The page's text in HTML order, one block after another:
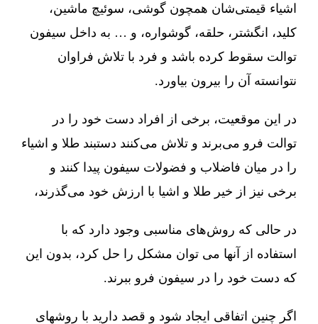
اشیاء قیمتی‌شان همچون گوشی، سوئیچ ماشین،
کلید، انگشتر، حلقه، گوشواره، و … به داخل سیفون
توالت سقوط کرده باشد و فرد با تلاش فراوان
نتوانسته آن را بیرون بیاورد.
در این موقعیت، برخی از افراد دست خود را در
توالت فرو می‌برند و تلاش می‌کنند دستبند طلا و اشیاء
را در میان فاضلاب و فضولات سیفون پیدا کنند و
برخی نیز از خیر طلا و اشیا با ارزش خود می‌گذرند،
در حالی که روش‌های مناسبی وجود دارد که با
استفاده از آنها می توان مشکل را حل کرد، بدون این
که دست خود را در سیفون فرو ببرند.
اگر چنین اتفاقی ایجاد شود و قصد دارید با روشهای